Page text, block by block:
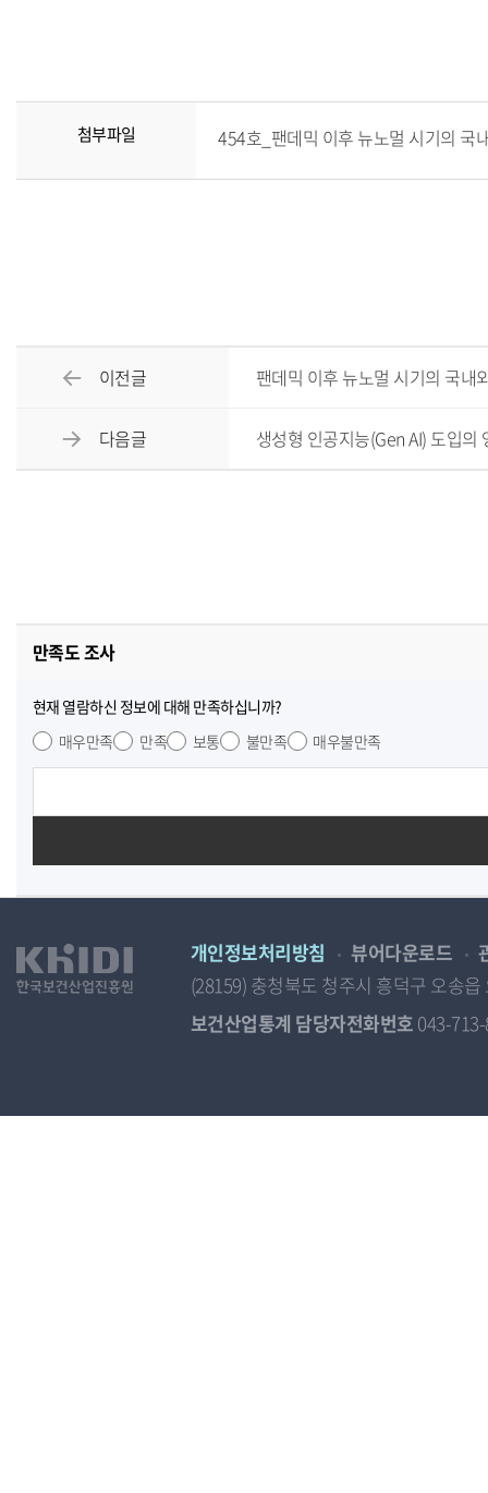
첨부파일 454호_팬데믹 이후 뉴노멀 시기의 국
이전글 팬데믹 이후 뉴노멀 시기의 국내
다음글 생성형 인공지능(Gen AI) 도입의
만족도 조사
현재 열람하신 정보에 대해 만족하십니까?
매우만족
만족 보통 불만족 매우불만족
개인정보처리방침 뷰어다운로드
(28159) 충청북도 청주시 흥덕구 오송
보건산업통계 담당자전화번호 043-